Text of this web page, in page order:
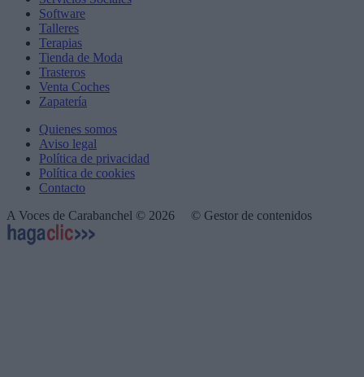
Software
Talleres
Terapias
Tienda de Moda
Trasteros
Venta Coches
Zapatería
Quienes somos
Aviso legal
Política de privacidad
Política de cookies
Contacto
A Voces de Carabanchel © 2026 © Gestor de contenidos